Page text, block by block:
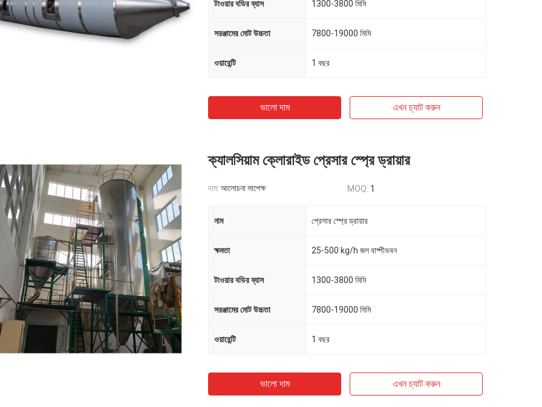
টাওয়ার বডির ব্যাস 1300-3800 মিমি
সরঞ্জামের মোট উচ্চতা 7800-19000 মিমি
ওয়ারেন্টি 1 বছর
ভালো দাম এখন চ্যাট করুন
ক্যালসিয়াম ক্লোরাইড প্রেসার স্প্রে ড্রায়ার
দাম: আলোচনা সাপেক্ষ MOQ: 1
নাম প্রেসার স্প্রে ড্রায়ার
ক্ষমতা 25-500 kg/h জল বাষ্পীভবন
টাওয়ার বডির ব্যাস 1300-3800 মিমি
সরঞ্জামের মোট উচ্চতা 7800-19000 মিমি
ওয়ারেন্টি 1 বছর
ভালো দাম এখন চ্যাট করুন